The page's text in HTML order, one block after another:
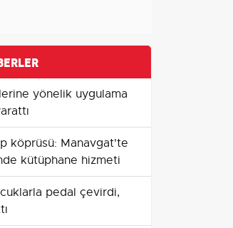
yönelik uygulama
köprüsü: Manavgat'te
kütüphane hizmeti
pedal çevirdi,